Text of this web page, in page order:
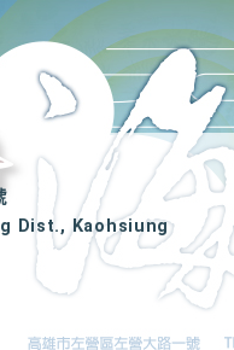
Dist., Kaohsiung